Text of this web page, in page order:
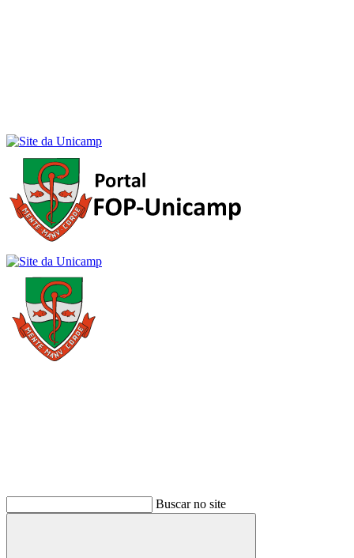
Buscar no site